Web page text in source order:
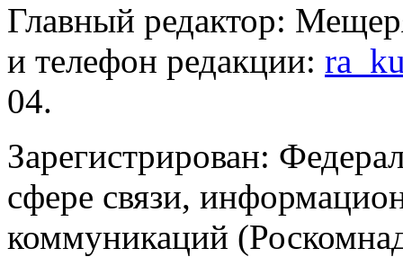
Главный редактор:
и телефон редакции:
04.
Зарегистрирован:
сфере связи,
коммуникаций